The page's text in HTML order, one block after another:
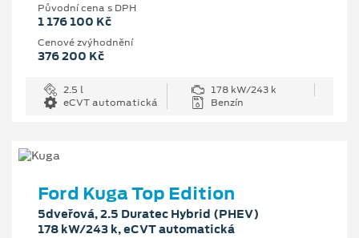
Původní cena s DPH
1 176 100 Kč
Cenové zvýhodnění
376 200 Kč
2.5 l
178 kW/243 k
eCVT automatická
Benzín
Ford Kuga Top Edition
5dveřová, 2.5 Duratec Hybrid (PHEV)
178 kW/243 k, eCVT automatická